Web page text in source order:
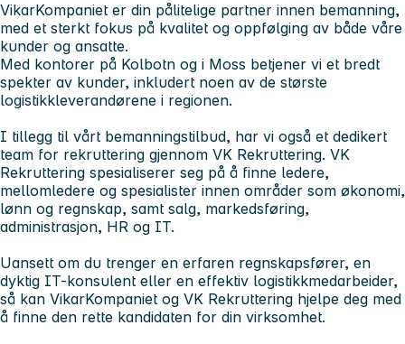
VikarKompaniet er din pålitelige partner innen bemanning,
med et sterkt fokus på kvalitet og oppfølging av både våre
kunder og ansatte.
Med kontorer på Kolbotn og i Moss betjener vi et bredt
spekter av kunder, inkludert noen av de største
logistikkleverandørene i regionen.
I tillegg til vårt bemanningstilbud, har vi også et dedikert
team for rekruttering gjennom VK Rekruttering. VK
Rekruttering spesialiserer seg på å finne ledere,
mellomledere og spesialister innen områder som økonomi,
lønn og regnskap, samt salg, markedsføring,
administrasjon, HR og IT.
Uansett om du trenger en erfaren regnskapsfører, en
dyktig IT-konsulent eller en effektiv logistikkmedarbeider,
så kan VikarKompaniet og VK Rekruttering hjelpe deg med
å finne den rette kandidaten for din virksomhet.